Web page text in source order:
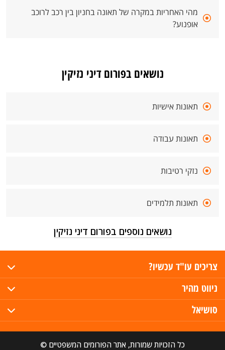
מהי האחריות במקרה של תאונה בחניון בין רכב לרוכב
אופנוע?
נושאים בפורום דיני נזיקין
תאונות אישיות
תאונות עבודה
נזקי רטיבות
תאונות תלמידים
נושאים נוספים בפורום דיני נזיקין
צריכים עו"ד עכשיו?
ניווט מהיר
סושיאל
כל הזכויות שמורות, אתר הפורומים המשפטיים ©